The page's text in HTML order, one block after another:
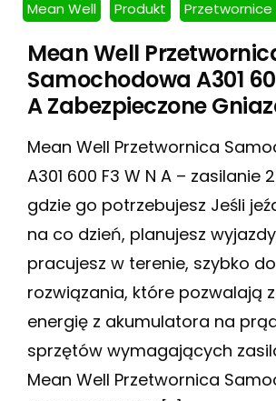
Mean Well Produkt
Mean Well
Samochodowa A301
A Zabezpieczone
Mean Well Przetwornica
A301 600 F3 W N A – zasilanie
gdzie go potrzebujesz Jeśli
na co dzień, planujesz
pracujesz w terenie, szybko
rozwiązania, które pozwalają
energię z akumulatora na
sprzętów wymagających
Mean Well Przetwornica